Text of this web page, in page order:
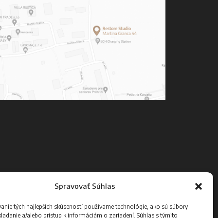
Spravovať Súhlas
tých najlepších skúseností používame technológie, ako sú súbory
a/alebo prístup k informáciám o zariadení. Súhlas s týmito